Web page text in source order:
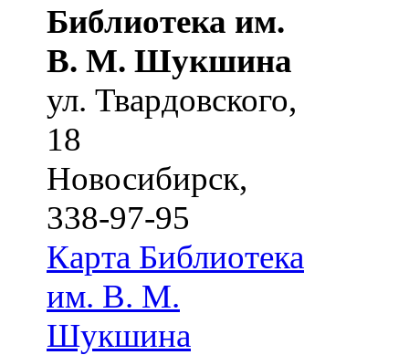
Библиотека им.
В. М. Шукшина
ул. Твардовского,
18
Новосибирск,
338-97-95
Карта Библиотека
им. В. М.
Шукшина